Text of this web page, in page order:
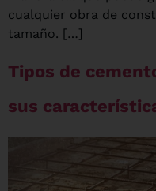
cualquier obra de
tamaño. […]
Tipos de
sus